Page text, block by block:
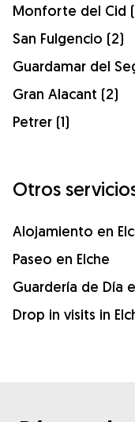
Monforte del Cid
San Fulgencio (2)
Guardamar del
Gran Alacant (2)
Petrer (1)
Otros
Alojamiento en
Paseo en Elche
Guardería de Día
Drop in visits in